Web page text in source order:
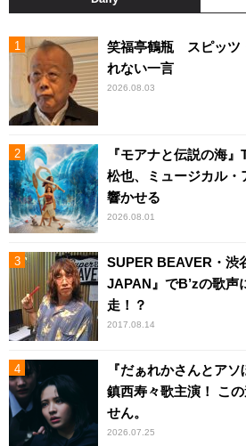
笑福亭鶴瓶 スピッツ
れない一言
2026.08.03
『モアナと伝説の海
松也、ミュージカル
響かせる
2026.08.01
SUPER BEAVER・渋
JAPAN』でB’zの歌声
走！？
2017.08.14
『だぁれかさんとア
鎮西寿々歌主演！ こ
せん。
2026.07.25